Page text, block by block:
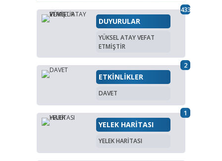
433
DUYURULAR
YÜKSEL ATAY VEFAT
ETMİŞTİR
2
ETKİNLİKLER
DAVET
1
YELEK HARİTASI
YELEK HARİTASI